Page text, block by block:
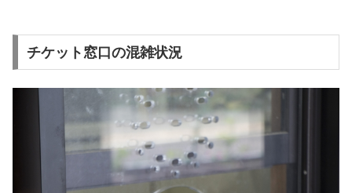
チケット窓口の混雑状況